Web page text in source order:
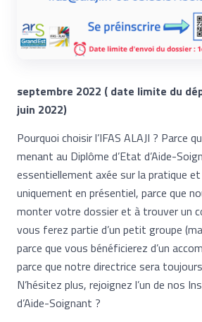
septembre 2022 ( date limite du
juin 2022)
Pourquoi choisir l’IFAS ALAJI ? Parce
menant au Diplôme d’Etat d’Aide-
essentiellement axée sur la pratique
uniquement en présentiel, parce que
monter votre dossier et à trouver un
vous ferez partie d’un petit groupe
parce que vous bénéficierez d’un
parce que notre directrice sera
N’hésitez plus, rejoignez l’un de nos
d’Aide-Soignant ?